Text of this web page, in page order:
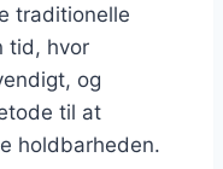
traditionelle
tid, hvor
og
til at
holdbarheden.